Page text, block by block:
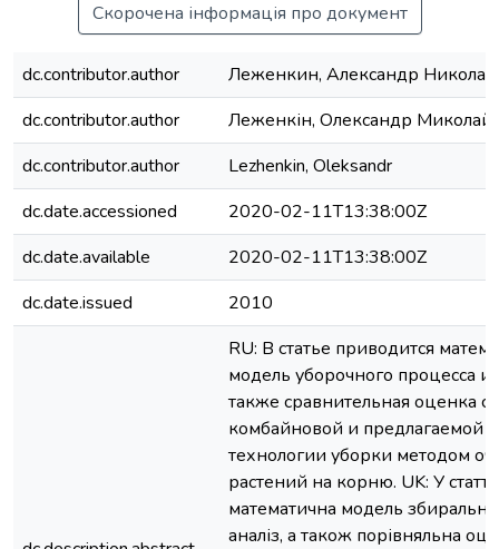
Скорочена інформація про документ
dc.contributor.author
Леженкин, Александр
dc.contributor.author
Леженкін, Олександр
dc.contributor.author
Lezhenkin, Oleksandr
dc.date.accessioned
2020-02-11T13:38:00Z
dc.date.available
2020-02-11T13:38:00Z
dc.date.issued
2010
RU: В статье приводится
модель уборочного процесса и
также сравнительная оценка
комбайновой и предлагаемой
технологии уборки методом
растений на корню. UK: У
математична модель
аналіз, а також порівняльна